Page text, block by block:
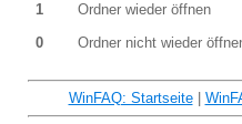
1
Ordner wieder öffnen
0
Ordner nicht wieder
WinFAQ: Startseite|